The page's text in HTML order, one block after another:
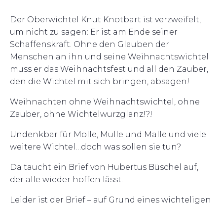
Der Oberwichtel Knut Knotbart ist verzweifelt,
um nicht zu sagen: Er ist am Ende seiner
Schaffenskraft. Ohne den Glauben der
Menschen an ihn und seine Weihnachtswichtel
muss er das Weihnachtsfest und all den Zauber,
den die Wichtel mit sich bringen, absagen!
Weihnachten ohne Weihnachtswichtel, ohne
Zauber, ohne Wichtelwurzglanz!?!
Undenkbar für Molle, Mulle und Malle und viele
weitere Wichtel…doch was sollen sie tun?
Da taucht ein Brief von Hubertus Büschel auf,
der alle wieder hoffen lässt.
Leider ist der Brief – auf Grund eines wichteligen